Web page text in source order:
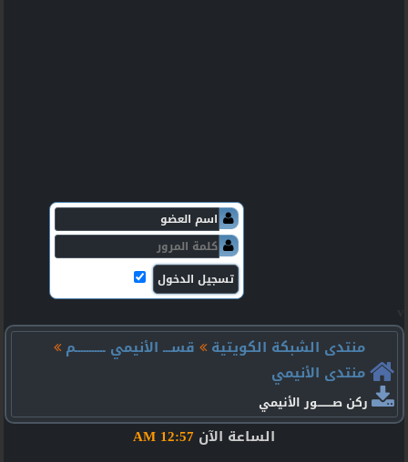
منتدى الشبكة الكويتية
قســـ الأنيمي ـــــــــــم
منتدى الأنيمي
ركن صــــــــور الأنيمي
الساعة الآن 12:57 AM